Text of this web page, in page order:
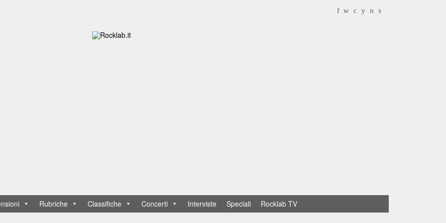
f w c y n s
Rubriche Classifiche Concerti Interviste Speciali Rocklab TV